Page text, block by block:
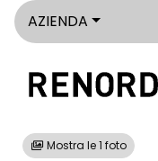
AZIENDA
Mostra le 1 foto